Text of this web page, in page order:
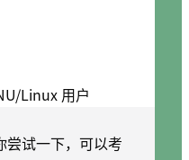
Linux 用户
尝试一下，可以考